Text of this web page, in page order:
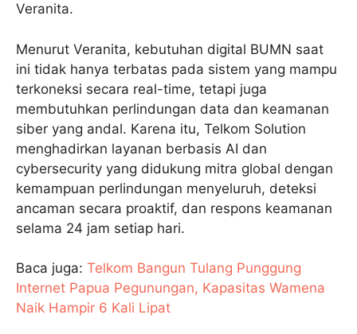
Veranita.
Menurut Veranita, kebutuhan digital BUMN saat
ini tidak hanya terbatas pada sistem yang mampu
terkoneksi secara real-time, tetapi juga
membutuhkan perlindungan data dan keamanan
siber yang andal. Karena itu, Telkom Solution
menghadirkan layanan berbasis AI dan
cybersecurity yang didukung mitra global dengan
kemampuan perlindungan menyeluruh, deteksi
ancaman secara proaktif, dan respons keamanan
selama 24 jam setiap hari.
Baca juga: Telkom Bangun Tulang Punggung
Internet Papua Pegunungan, Kapasitas Wamena
Naik Hampir 6 Kali Lipat